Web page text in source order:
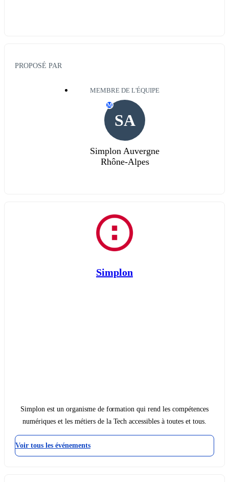
PROPOSÉ PAR
MEMBRE DE L'ÉQUIPE
SA
M
Simplon Auvergne
Rhône-Alpes
Simplon
Simplon est un organisme de formation qui rend les compétences
numériques et les métiers de la Tech accessibles à toutes et tous.
Voir tous les événements